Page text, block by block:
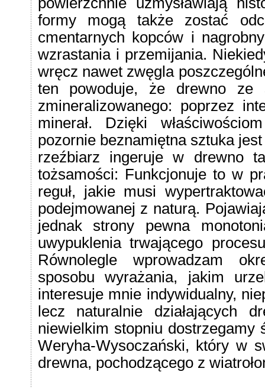
formy mogą także zostać
cmentarnych kopców i
wzrastania i przemijania.
wręcz nawet zwęgla
ten powoduje, że drewno ze
zmineralizowanego: poprzez
minerał. Dzięki
pozornie beznamiętna sztuka
rzeźbiarz ingeruje w drewno
tożsamości: Funkcjonuje to w
reguł, jakie musi
podejmowanej z naturą.
jednak strony pewna
uwypuklenia trwającego
Równolegle wprowadzam
sposobu wyrażania, jakim
interesuje mnie indywidualny,
lecz naturalnie działających
niewielkim stopniu
Weryha-Wysoczański, który w
drewna, pochodzącego z